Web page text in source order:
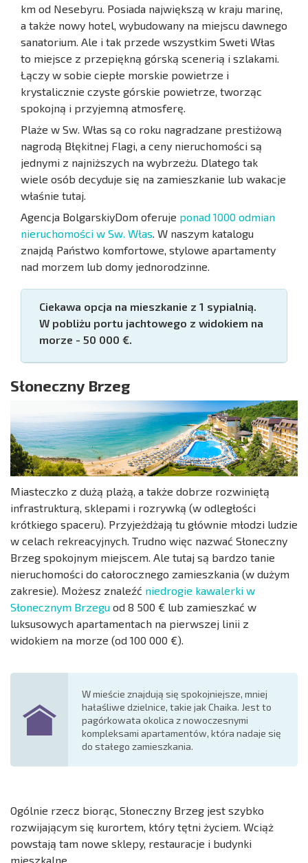
km od Nesebyru. Posiada największą w kraju marinę,
a także nowy hotel, wybudowany na miejscu dawnego
sanatorium. Ale i tak przede wszystkim Sweti Włas
to miejsce z przepiękną górską scenerią i szlakami.
Łączy w sobie ciepłe morskie powietrze i
krystalicznie czyste górskie powietrze, tworząc
spokojną i przyjemną atmosferę.
Plaże w Sw. Włas są co roku nagradzane prestiżową
nagrodą Błękitnej Flagi, a ceny nieruchomości są
jednymi z najniższych na wybrzeżu. Dlatego tak
wiele osób decyduje się na zamieszkanie lub wakacje
właśnie tutaj.
Agencja BolgarskiyDom oferuje ponad 1000 odmian
nieruchomości w Sw. Włas. W naszym katalogu
znajdą Państwo komfortowe, stylowe apartamenty
nad morzem lub domy jednorodzinne.
Ciekawa opcja na mieszkanie z 1 sypialnią.
W pobliżu portu jachtowego z widokiem na
morze - 50 000 €.
Słoneczny Brzeg
Miasteczko z dużą plażą, a także dobrze rozwiniętą
infrastrukturą, sklepami i rozrywką (w odległości
krótkiego spaceru). Przyjeżdżają tu głównie młodzi ludzie
w celach rekreacyjnych. Trudno więc nazwać Słoneczny
Brzeg spokojnym miejscem. Ale tutaj są bardzo tanie
nieruchomości do całorocznego zamieszkania (w dużym
zakresie). Możesz znaleźć niedrogie kawalerki w
Słonecznym Brzegu od 8 500 € lub zamieszkać w
luksusowych apartamentach na pierwszej linii z
widokiem na morze (od 100 000 €).
W mieście znajdują się spokojniejsze, mniej
hałaśliwe dzielnice, takie jak Chaika. Jest to
pagórkowata okolica z nowoczesnymi
kompleksami apartamentów, która nadaje się
do stałego zamieszkania.
Ogólnie rzecz biorąc, Słoneczny Brzeg jest szybko
rozwijającym się kurortem, który tętni życiem. Wciąż
powstają tam nowe sklepy, restauracje i budynki
mieszkalne.